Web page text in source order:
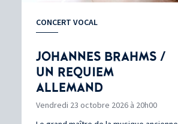
CONCERT VOCAL
JOHANNES BRAHMS /
UN REQUIEM
ALLEMAND
Vendredi 23 octobre 2026 à 20h00